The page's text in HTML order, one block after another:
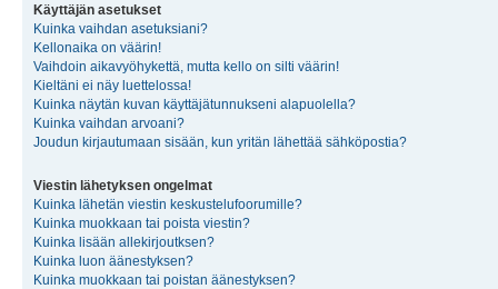
Käyttäjän asetukset
Kuinka vaihdan asetuksiani?
Kellonaika on väärin!
Vaihdoin aikavyöhykettä, mutta kello on silti väärin!
Kieltäni ei näy luettelossa!
Kuinka näytän kuvan käyttäjätunnukseni alapuolella?
Kuinka vaihdan arvoani?
Joudun kirjautumaan sisään, kun yritän lähettää sähköpostia?
Viestin lähetyksen ongelmat
Kuinka lähetän viestin keskustelufoorumille?
Kuinka muokkaan tai poista viestin?
Kuinka lisään allekirjoutksen?
Kuinka luon äänestyksen?
Kuinka muokkaan tai poistan äänestyksen?